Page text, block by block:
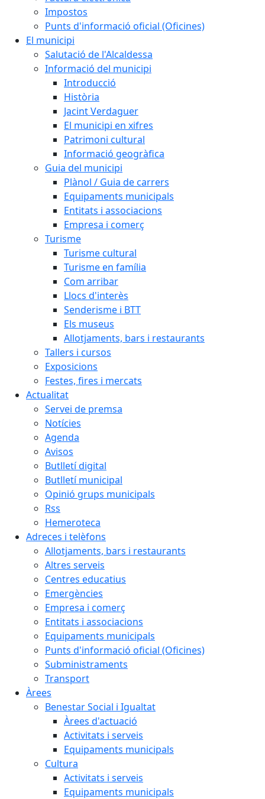
Impostos
Punts d'informació oficial (Oficines)
El municipi
Salutació de l'Alcaldessa
Informació del municipi
Introducció
Història
Jacint Verdaguer
El municipi en xifres
Patrimoni cultural
Informació geogràfica
Guia del municipi
Plànol / Guia de carrers
Equipaments municipals
Entitats i associacions
Empresa i comerç
Turisme
Turisme cultural
Turisme en família
Com arribar
Llocs d'interès
Senderisme i BTT
Els museus
Allotjaments, bars i restaurants
Tallers i cursos
Exposicions
Festes, fires i mercats
Actualitat
Servei de premsa
Notícies
Agenda
Avisos
Butlletí digital
Butlletí municipal
Opinió grups municipals
Rss
Hemeroteca
Adreces i telèfons
Allotjaments, bars i restaurants
Altres serveis
Centres educatius
Emergències
Empresa i comerç
Entitats i associacions
Equipaments municipals
Punts d'informació oficial (Oficines)
Subministraments
Transport
Àrees
Benestar Social i Igualtat
Àrees d'actuació
Activitats i serveis
Equipaments municipals
Cultura
Activitats i serveis
Equipaments municipals